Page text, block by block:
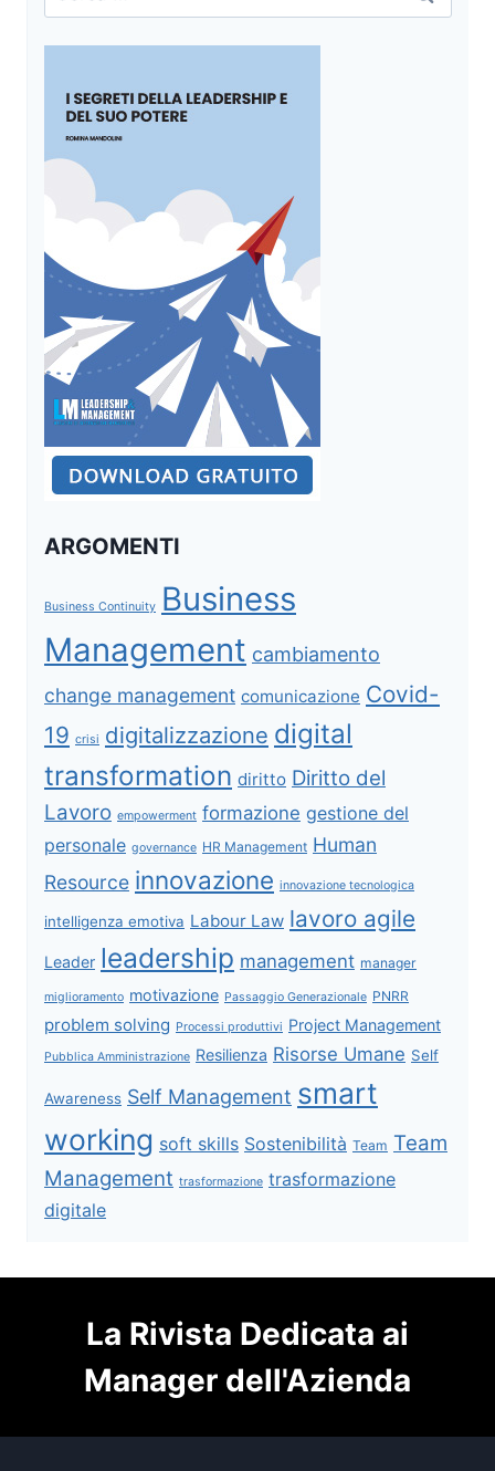
per:
ARGOMENTI
Business Continuity Business
Management cambiamento
change management comunicazione Covid-
19 crisi digitalizzazione digital
transformation diritto Diritto del
Lavoro empowerment formazione gestione del
personale governance HR Management Human
Resource innovazione innovazione tecnologica
intelligenza emotiva Labour Law lavoro agile
Leader leadership management manager
miglioramento motivazione Passaggio Generazionale PNRR
problem solving Processi produttivi Project Management
Pubblica Amministrazione Resilienza Risorse Umane Self
Awareness Self Management smart
working soft skills Sostenibilità Team Team
Management trasformazione trasformazione
digitale
La Rivista Dedicata ai
Manager dell'Azienda